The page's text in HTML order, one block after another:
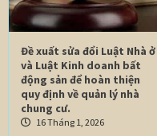
Đề xuất sửa đổi Luật Nhà ở
và Luật Kinh doanh bất
động sản để hoàn thiện
quy định về quản lý nhà
chung cư.
16 Tháng 1, 2026